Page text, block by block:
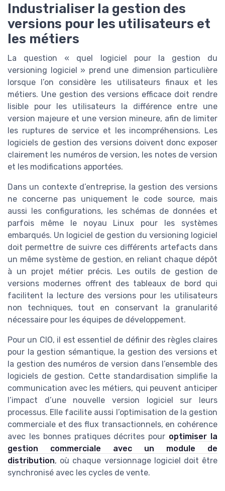
Industrialiser la gestion des
versions pour les utilisateurs et
les métiers
La question « quel logiciel pour la gestion du
versioning logiciel » prend une dimension particulière
lorsque l’on considère les utilisateurs finaux et les
métiers. Une gestion des versions efficace doit rendre
lisible pour les utilisateurs la différence entre une
version majeure et une version mineure, afin de limiter
les ruptures de service et les incompréhensions. Les
logiciels de gestion des versions doivent donc exposer
clairement les numéros de version, les notes de version
et les modifications apportées.
Dans un contexte d’entreprise, la gestion des versions
ne concerne pas uniquement le code source, mais
aussi les configurations, les schémas de données et
parfois même le noyau Linux pour les systèmes
embarqués. Un logiciel de gestion du versioning logiciel
doit permettre de suivre ces différents artefacts dans
un même système de gestion, en reliant chaque dépôt
à un projet métier précis. Les outils de gestion de
versions modernes offrent des tableaux de bord qui
facilitent la lecture des versions pour les utilisateurs
non techniques, tout en conservant la granularité
nécessaire pour les équipes de développement.
Pour un CIO, il est essentiel de définir des règles claires
pour la gestion sémantique, la gestion des versions et
la gestion des numéros de version dans l’ensemble des
logiciels de gestion. Cette standardisation simplifie la
communication avec les métiers, qui peuvent anticiper
l’impact d’une nouvelle version logiciel sur leurs
processus. Elle facilite aussi l’optimisation de la gestion
commerciale et des flux transactionnels, en cohérence
avec les bonnes pratiques décrites pour optimiser la
gestion commerciale avec un module de
distribution, où chaque versionnage logiciel doit être
synchronisé avec les cycles de vente.